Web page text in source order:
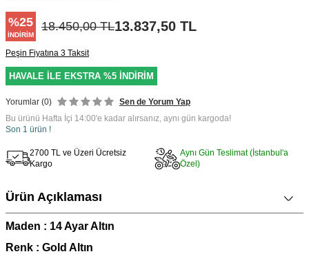
%25
İNDIRIM
18.450,00TL13.837,50 TL
Peşin Fiyatına 3 Taksit
HAVALE İLE EKSTRA %5 İNDİRİM
Yorumlar (0)
Sen de Yorum Yap
Bu ürünü Hafta İçi 14:00'e kadar alırsanız, aynı gün kargoda!
Son 1 ürün !
2700 TL ve Üzeri Ücretsiz
Kargo
Aynı Gün Teslimat (İstanbul'a
Özel)
Ürün Açıklaması
Maden : 14 Ayar Altın
Renk : Gold Altın